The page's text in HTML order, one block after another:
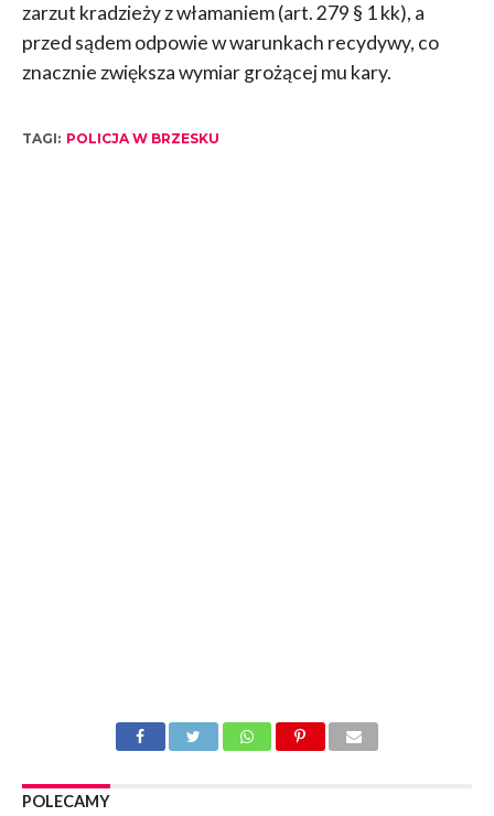
zarzut kradzieży z włamaniem (art. 279 § 1 kk), a
przed sądem odpowie w warunkach recydywy, co
znacznie zwiększa wymiar grożącej mu kary.
TAGI: POLICJA W BRZESKU
POLECAMY